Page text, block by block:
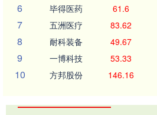
6 毕得医药 61.6
7 五洲医疗 83.62
8 耐科装备 49.67
9 一博科技 53.33
10 方邦股份 146.16